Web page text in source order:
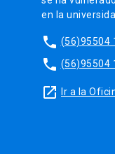
en la
phone (56)95504
phone (56)95504
launch Ir a la